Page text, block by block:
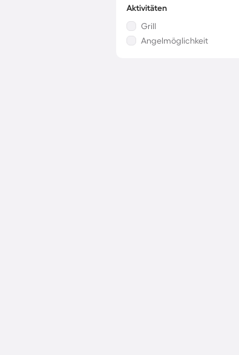
Aktivitäten
Grill
Angelmöglichkeit